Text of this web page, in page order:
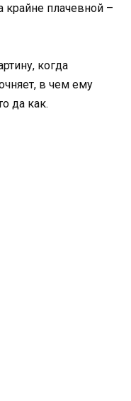
крайне плачевной –
когда
в чем ему
да как.